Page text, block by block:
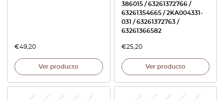
€49,20
Ver producto
386015 / 63261372766 /
63261354665 / 2KA004331-
031 / 63261372763 /
63261366582
€25,20
Ver producto